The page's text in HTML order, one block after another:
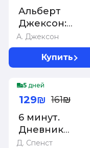
А. Джексон
Альберт
Джексон:
Электрика.
Популярное
руководство
Купить
-20%
5 дней
Д. Спенст
6 минут.
Дневник
успеха. Inspired
129₪ 161₪